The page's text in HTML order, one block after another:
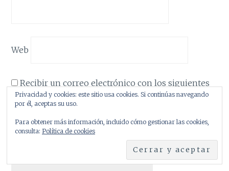
Web
Recibir un correo electrónico con los siguientes
comentarios a esta entrada.
Recibir un correo electrónico con cada nueva
entrada.
Privacidad y cookies: este sitio usa cookies. Si continúas navegando
por él, aceptas su uso.
Para obtener más información, incluido cómo gestionar las cookies,
consulta: Política de cookies